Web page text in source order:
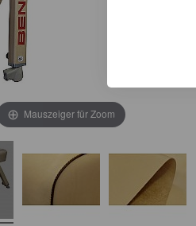
Mauszeiger für Zoom